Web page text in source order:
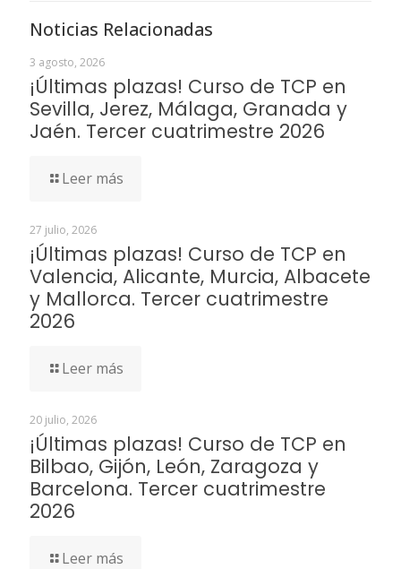
Noticias Relacionadas
3 agosto, 2026
¡Últimas plazas! Curso de TCP en
Sevilla, Jerez, Málaga, Granada y
Jaén. Tercer cuatrimestre 2026
Leer más
27 julio, 2026
¡Últimas plazas! Curso de TCP en
Valencia, Alicante, Murcia, Albacete
y Mallorca. Tercer cuatrimestre
2026
Leer más
20 julio, 2026
¡Últimas plazas! Curso de TCP en
Bilbao, Gijón, León, Zaragoza y
Barcelona. Tercer cuatrimestre
2026
Leer más